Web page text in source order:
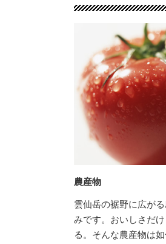
農産物
雲仙岳の裾野に広が
みです。おいしさだ
る。そんな農産物は